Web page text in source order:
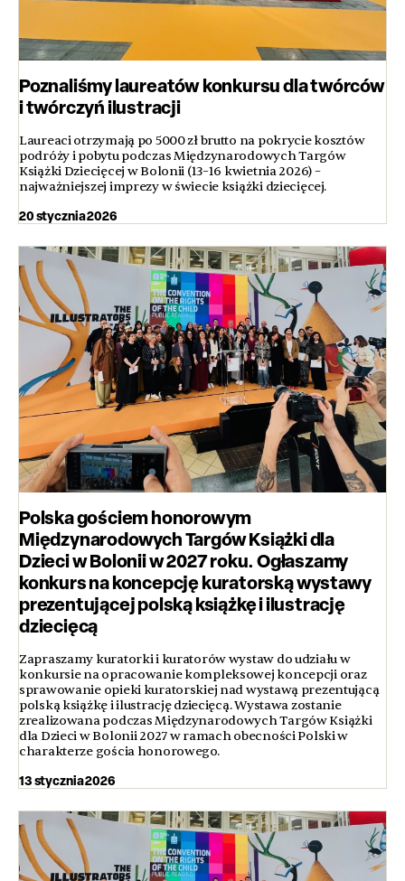
Poznaliśmy laureatów konkursu dla twórców
i twórczyń ilustracji
Laureaci otrzymają po 5000 zł brutto na pokrycie kosztów
podróży i pobytu podczas Międzynarodowych Targów
Książki Dziecięcej w Bolonii (13–16 kwietnia 2026) –
najważniejszej imprezy w świecie książki dziecięcej.
20 stycznia 2026
Polska gościem honorowym
Międzynarodowych Targów Książki dla
Dzieci w Bolonii w 2027 roku. Ogłaszamy
konkurs na koncepcję kuratorską wystawy
prezentującej polską książkę i ilustrację
dziecięcą
Zapraszamy kuratorki i kuratorów wystaw do udziału w
konkursie na opracowanie kompleksowej koncepcji oraz
sprawowanie opieki kuratorskiej nad wystawą prezentującą
polską książkę i ilustrację dziecięcą. Wystawa zostanie
zrealizowana podczas Międzynarodowych Targów Książki
dla Dzieci w Bolonii 2027 w ramach obecności Polski w
charakterze gościa honorowego.
13 stycznia 2026